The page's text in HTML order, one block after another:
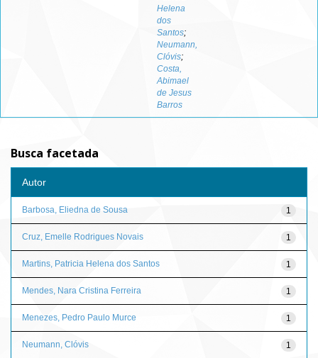
Helena
dos
Santos;
Neumann,
Clóvis;
Costa,
Abimael
de Jesus
Barros
Busca facetada
Autor
1
Barbosa, Eliedna de Sousa
1
Cruz, Emelle Rodrigues Novais
1
Martins, Patricia Helena dos Santos
1
Mendes, Nara Cristina Ferreira
1
Menezes, Pedro Paulo Murce
1
Neumann, Clóvis